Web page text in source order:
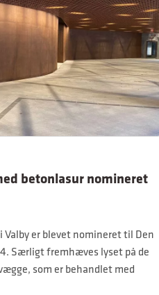
betonlasur nomineret
Valby er blevet nomineret til Den
Særligt fremhæves lyset på de
som er behandlet med